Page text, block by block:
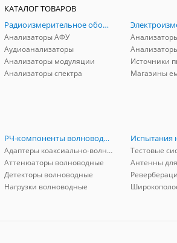
КАТАЛОГ ТОВАРОВ
Радиоизмерительное оборудование
Анализаторы АФУ
Аудиоанализаторы
Анализаторы модуляции
Анализаторы спектра
Источники
Магазины
РЧ-компоненты волноводные
Адаптеры коаксиально-волноводные
Аттенюаторы волноводные
Детекторы волноводные
Нагрузки волноводные
Испытания